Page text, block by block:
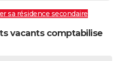
sa résidence secondaire
vacants comptabilise